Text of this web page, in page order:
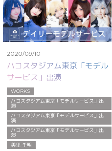
2020/09/10
ハコスタジアム東京「モデル
サービス」出演
WORKS
ハコスタジアム東京「モデルサービス」出
演
ハコスタジアム東京「モデルサービス」出
演
ハコスタジアム東京「モデルサービス」出
演
美里 千明